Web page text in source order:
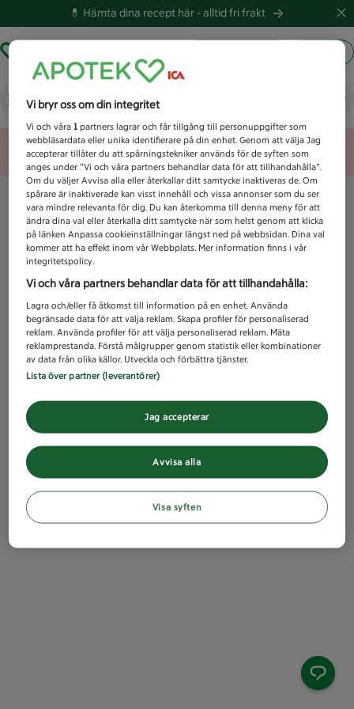
💊 Hämta dina recept här -alltid fri frakt
Vad letar du efter idag?
Unknown error
Vi bryr oss om din integritet
Vi och våra1 partners lagrar och får tillgång till personuppgifter som
webbläsardata eller unika identifierare på din enhet. Genom att välja Jag
accepterar tillåter du att spårningstekniker används för de syften som
anges under ”Vi och våra partners behandlar data för att tillhandahålla”.
Om du väljer Avvisa alla eller återkallar ditt samtycke inaktiveras de. Om
spårare är inaktiverade kan visst innehåll och vissa annonser som du ser
vara mindre relevanta för dig. Du kan återkomma till denna meny för att
ändra dina val eller återkalla ditt samtycke när som helst genom att klicka
på länken Anpassa cookieinställningar längst ned på webbsidan. Dina val
kommer att ha effekt inom vår Webbplats. Mer information finns i vår
integritetspolicy.
Vi och våra partners behandlar data för att tillhandahålla:
Lagra och/eller få åtkomst till information på en enhet. Använda
begränsade data för att välja reklam. Skapa profiler för personaliserad
reklam. Använda profiler för att välja personaliserad reklam. Mäta
reklamprestanda. Förstå målgrupper genom statistik eller kombinationer
av data från olika källor. Utveckla och förbättra tjänster.
Lista över partner (leverantörer)
Avvisa alla
Jag accepterar
Visa syften